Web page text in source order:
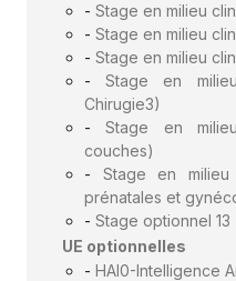
- Stage en milieu
- Stage en milieu
- Stage en milieu
-Stage en
Chirugie3)
-Stage en
couches)
- Stage en milieu
prénatales et
- Stage optionnel 13
UE optionnelles
- HAI0-Intelligence